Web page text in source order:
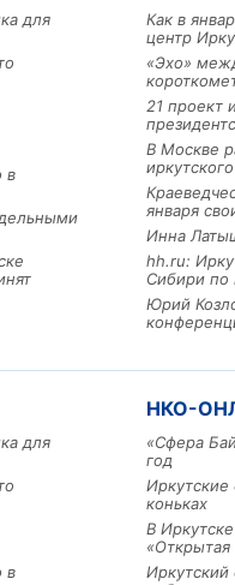
для
в
Как в
центр
«Эхо»
21 проект
В Москве
января
Инна
hh.ru:
Сибири по
Юрий
для
в
НКО-
«Сфера
год
Иркутские
коньках
В
Иркутский